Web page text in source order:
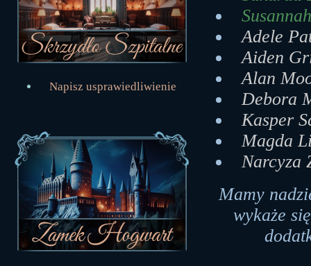
Napisz usprawiedliwienie
Adele
Aiden
Alan
Debora
Kasper
Magda
Narcyza
Mamy
wykaże